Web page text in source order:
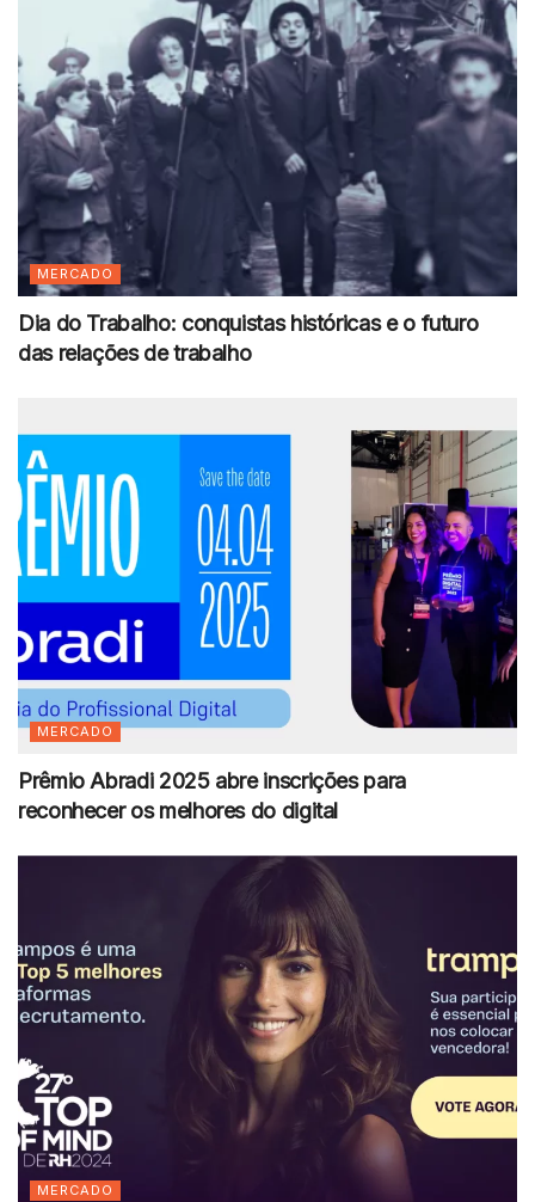
MERCADO
Dia do Trabalho: conquistas históricas e o futuro
das relações de trabalho
MERCADO
Prêmio Abradi 2025 abre inscrições para
reconhecer os melhores do digital
MERCADO